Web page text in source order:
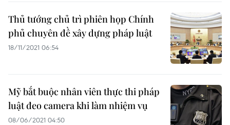
Thủ tướng chủ trì phiên họp Chính
phủ chuyên đề xây dựng pháp luật
18/11/2021 06:54
Mỹ bắt buộc nhân viên thực thi pháp
luật đeo camera khi làm nhiệm vụ ​
08/06/2021 04:50